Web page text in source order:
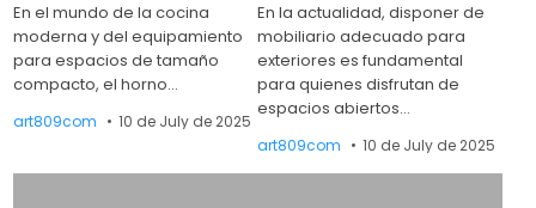
En el mundo de la cocina
moderna y del equipamiento
para espacios de tamaño
compacto, el horno…
art809com 10 de July de 2025
En la actualidad, disponer de
mobiliario adecuado para
exteriores es fundamental
para quienes disfrutan de
espacios abiertos…
art809com 10 de July de 2025